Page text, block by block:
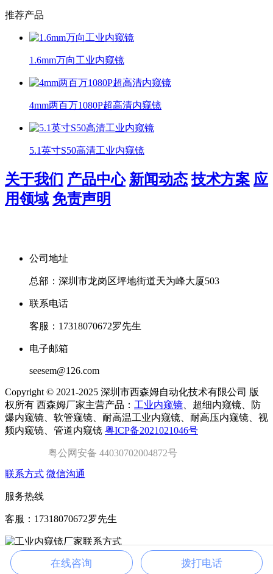
推荐产品
1.6mm万向工业内窥镜
4mm两百万1080P超高清内窥镜
5.1英寸S50高清工业内窥镜
关于我们 产品中心 新闻动态 技术方案 应
用领域 免责声明
公司地址
总部：深圳市龙岗区坪地街道天为峰大厦503
联系电话
客服：17318070672罗先生
电子邮箱
seesem@126.com
Copyright © 2021-2025 深圳市西森姆自动化技术有限公司 版
权所有 西森姆厂家主营产品： 工业内窥镜 、超细内窥镜、防
爆内窥镜、软管窥镜、耐高温工业内窥镜、耐高压内窥镜、视
频内窥镜、管道内窥镜 粤ICP备2021021046号
粤公网安备 44030702004872号
联系方式 微信沟通
服务热线
客服：17318070672罗先生
扫一扫，联系我们
在线咨询 拨打电话